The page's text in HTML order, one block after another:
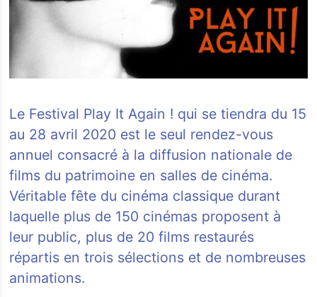
Le Festival Play It Again ! qui se tiendra du 15
au 28 avril 2020 est le seul rendez-vous
annuel consacré à la diffusion nationale de
films du patrimoine en salles de cinéma.
Véritable fête du cinéma classique durant
laquelle plus de 150 cinémas proposent à
leur public, plus de 20 films restaurés
répartis en trois sélections et de nombreuses
animations.